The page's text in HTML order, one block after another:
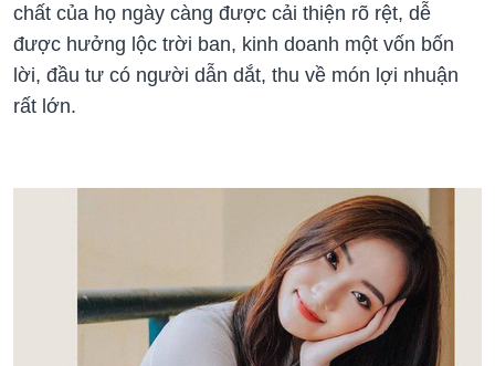
chất của họ ngày càng được cải thiện rõ rệt, dễ
được hưởng lộc trời ban, kinh doanh một vốn bốn
lời, đầu tư có người dẫn dắt, thu về món lợi nhuận
rất lớn.